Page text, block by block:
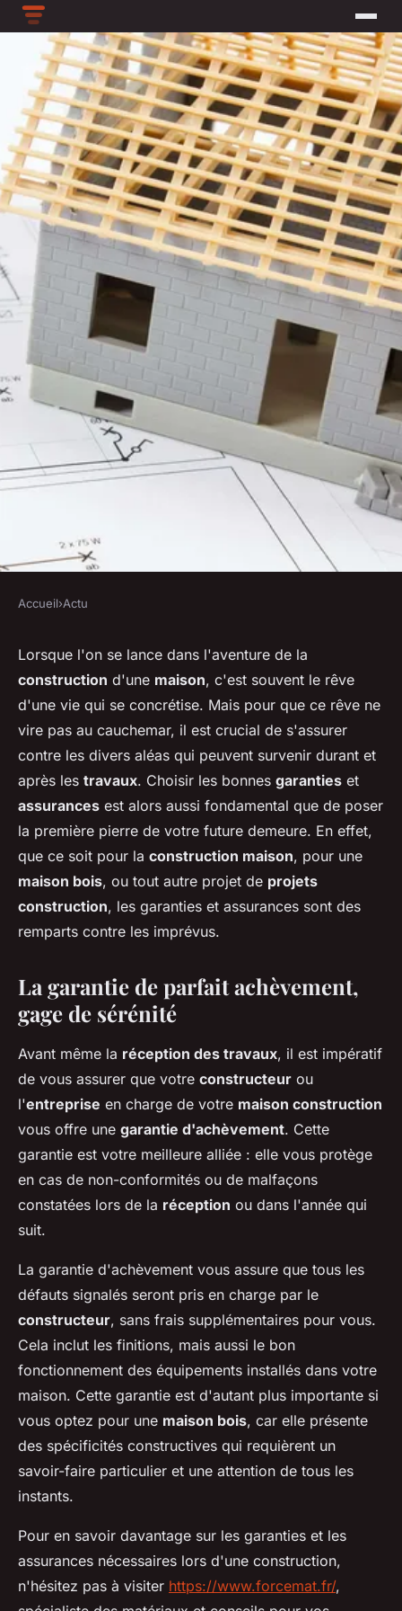
Les garanties indispensables
lors d'un projet de
construction
michelle•1 février 2024•2 min de lecture
Accueil›Actu
Lorsque l'on se lance dans l'aventure de la
construction d'une maison, c'est souvent le rêve
d'une vie qui se concrétise. Mais pour que ce rêve ne
vire pas au cauchemar, il est crucial de s'assurer
contre les divers aléas qui peuvent survenir durant et
après les travaux. Choisir les bonnes garanties et
assurances est alors aussi fondamental que de poser
la première pierre de votre future demeure. En effet,
que ce soit pour la construction maison, pour une
maison bois, ou tout autre projet de projets
construction, les garanties et assurances sont des
remparts contre les imprévus.
La garantie de parfait achèvement,
gage de sérénité
Avant même la réception des travaux, il est impératif
de vous assurer que votre constructeur ou
l'entreprise en charge de votre maison construction
vous offre une garantie d'achèvement. Cette
garantie est votre meilleure alliée : elle vous protège
en cas de non-conformités ou de malfaçons
constatées lors de la réception ou dans l'année qui
suit.
La garantie d'achèvement vous assure que tous les
défauts signalés seront pris en charge par le
constructeur, sans frais supplémentaires pour vous.
Cela inclut les finitions, mais aussi le bon
fonctionnement des équipements installés dans votre
maison. Cette garantie est d'autant plus importante si
vous optez pour une maison bois, car elle présente
des spécificités constructives qui requièrent un
savoir-faire particulier et une attention de tous les
instants.
Pour en savoir davantage sur les garanties et les
assurances nécessaires lors d'une construction,
n'hésitez pas à visiter https://www.forcemat.fr/,